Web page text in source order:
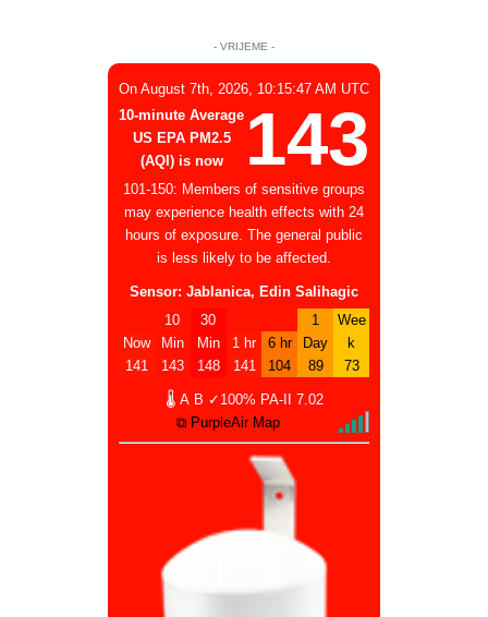
- VRIJEME -
On August 7th, 2026, 10:15:47 AM UTC
10-minute Average
US EPA PM2.5
(AQI) is now
143
101-150: Members of sensitive groups
may experience health effects with 24
hours of exposure. The general public
is less likely to be affected.
Sensor: Jablanica, Edin Salihagic
Now
141
10
Min
143
30
Min
148
1 hr
141
6 hr
104
1
Day
89
Wee
k
73
🌡 A B ✓100% PA-II
7.02
⧉ PurpleAir Map